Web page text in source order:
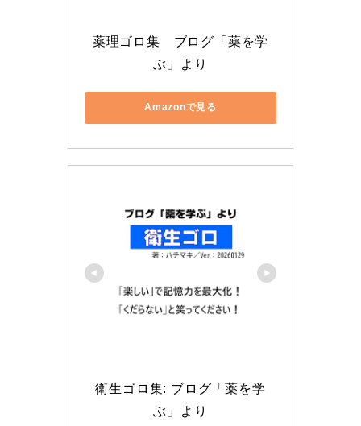
薬理ゴロ集　ブログ「薬を学
ぶ」より
Amazonで見る
衛生ゴロ集: ブログ「薬を学
ぶ」より